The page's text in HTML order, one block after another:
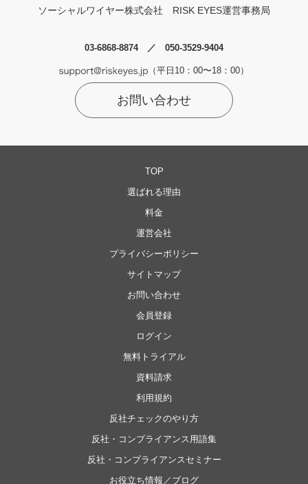
ソーシャルワイヤー株式会社 RISK EYES運営事務局
03-6868-8874 ／ 050-3529-9404
（平日10：00〜18：00）
お問い合わせ
TOP
選ばれる理由
料金
運営会社
プライバシーポリシー
サイトマップ
お問い合わせ
会員登録
ログイン
無料トライアル
資料請求
利用規約
反社チェックのやり方
反社・コンプライアンス用語集
反社・コンプライアンスセミナー
お役立ち情報／ブログ